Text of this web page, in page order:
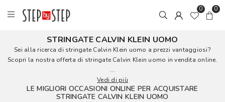
0 0
STRINGATE CALVIN KLEIN UOMO
Sei alla ricerca di stringate Calvin Klein uomo a prezzi vantaggiosi?
Scopri la nostra offerta di stringate Calvin Klein uomo in vendita online.
...
Vedi di più
LE MIGLIORI OCCASIONI ONLINE PER ACQUISTARE
STRINGATE CALVIN KLEIN UOMO